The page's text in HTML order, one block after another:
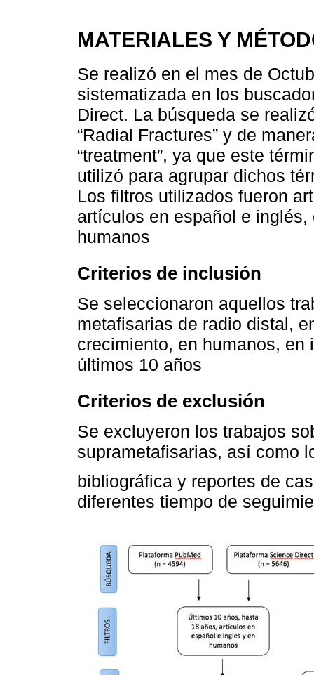
MATERIALES Y
Se realizó en el mes de
sistematizada en los
Direct. La búsqueda se
“Radial Fractures” y de
“treatment”, ya que este
utilizó para agrupar dichos
Los filtros utilizados fueron
artículos en español e
humanos
Criterios de inclusión
Se seleccionaron aquellos
metafisarias de radio distal,
crecimiento, en humanos,
últimos 10 años
Criterios de exclusión
Se excluyeron los trabajos
suprametafisarias, así como
bibliográfica y reportes de
diferentes tiempo de